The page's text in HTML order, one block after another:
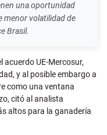
una oportunidad
menor volatilidad de
Brasil.
UE-Mercosur,
y al posible embargo a
como una ventana
citó al analista
altos para la ganadería